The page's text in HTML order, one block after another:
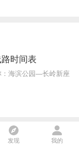
时间表
：海滨公园—长岭新座
发现 我的